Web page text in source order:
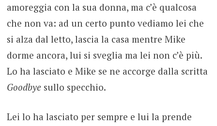
amoreggia con la sua donna, ma c’è qualcosa
che non va: ad un certo punto vediamo lei che
si alza dal letto, lascia la casa mentre Mike
dorme ancora, lui si sveglia ma lei non c’è più.
Lo ha lasciato e Mike se ne accorge dalla scritta
Goodbyesullo specchio.
Lei lo ha lasciato per sempre e lui la prende